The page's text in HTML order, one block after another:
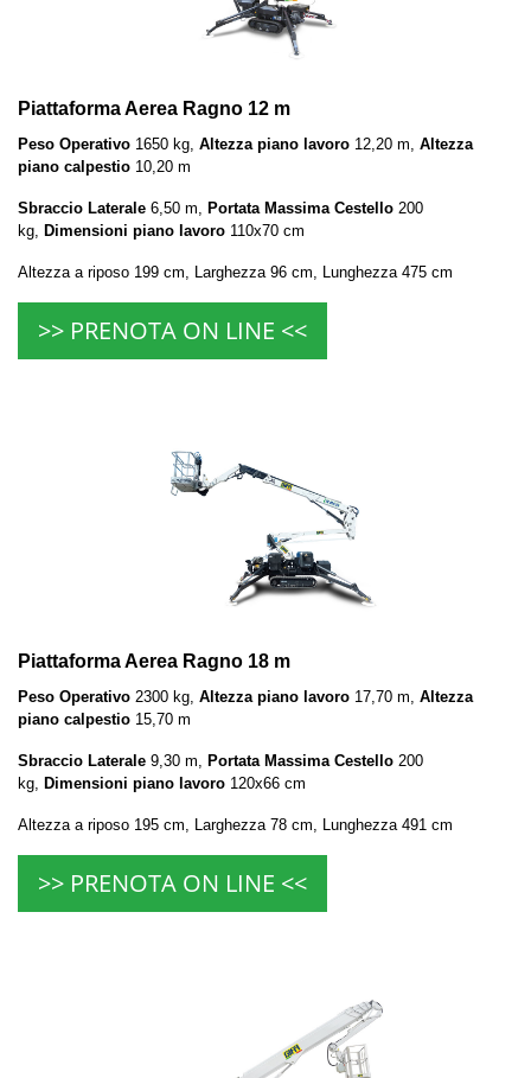
Piattaforma Aerea Ragno 12 m
Peso Operativo 1650 kg, Altezza piano lavoro 12,20 m, Altezza
piano calpestio 10,20 m
Sbraccio Laterale 6,50 m, Portata Massima Cestello 200
kg,
Dimensioni piano lavoro 110x70 cm
Altezza a riposo 199 cm, Larghezza 96 cm, Lunghezza 475 cm
>> PRENOTA ON LINE <<
Piattaforma Aerea Ragno 18 m
Peso Operativo 2300 kg, Altezza piano lavoro 17,70 m, Altezza
piano calpestio 15,70 m
Sbraccio Laterale 9,30 m, Portata Massima Cestello 200
kg, Dimensioni piano lavoro 120x66 cm
Altezza a riposo 195 cm, Larghezza 78 cm, Lunghezza 491 cm
>> PRENOTA ON LINE <<